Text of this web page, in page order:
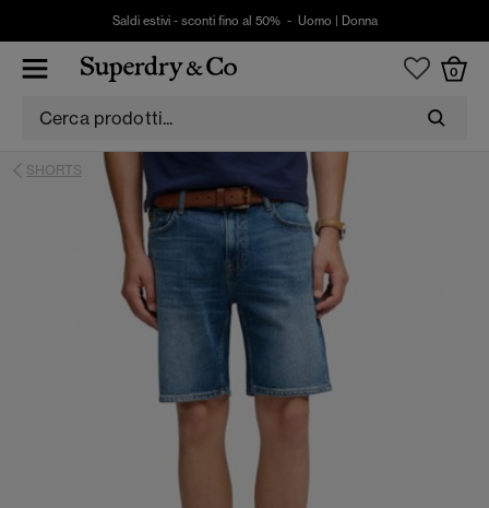
Saldi estivi - sconti fino al 50% - Uomo Donna
0
SHORTS